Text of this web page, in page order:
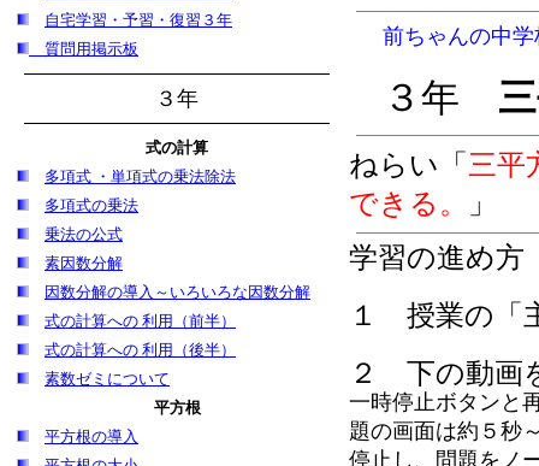
自宅学習・予習・復習３年
質問用掲示板
３年
式の計算
多項式 ・単項式の乗法除法
多項式の乗法
乗法の公式
素因数分解
因数分解の導入～いろいろな因数分解
式の計算への 利用（前半）
式の計算への 利用（後半）
素数ゼミについて
平方根
平方根の導入
前ちゃんの中
３年
ねらい「 三平
できる。
」
学習の進め方
１ 授業の「
２ 下の動画
一時停止ボタンと
題の画面は約５秒
停止し、問題をノ